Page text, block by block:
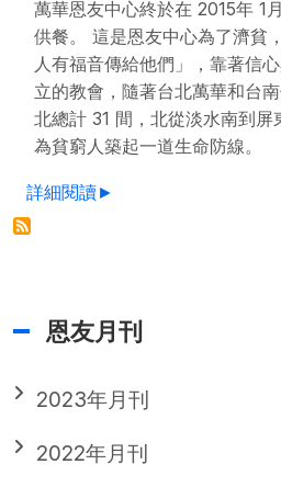
萬華恩友中心終於在 2015年 1
供餐。 這是恩友中心為了濟貧
人有福音傳給他們」，靠著信
立的教會，隨著台北萬華和台
北總計 31 間，北從淡水南到屏
為貧窮人築起一道生命防線。
詳細閱讀►
恩友月刊
2023年月刊
2022年月刊